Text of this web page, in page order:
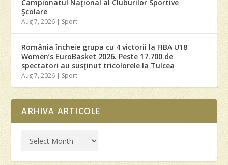
Campionatul Naţional al Cluburilor Sportive
Şcolare
Aug 7, 2026 | Sport
România încheie grupa cu 4 victorii la FIBA U18
Women’s EuroBasket 2026. Peste 17.700 de
spectatori au susţinut tricolorele la Tulcea
Aug 7, 2026 | Sport
ARHIVA ARTICOLE